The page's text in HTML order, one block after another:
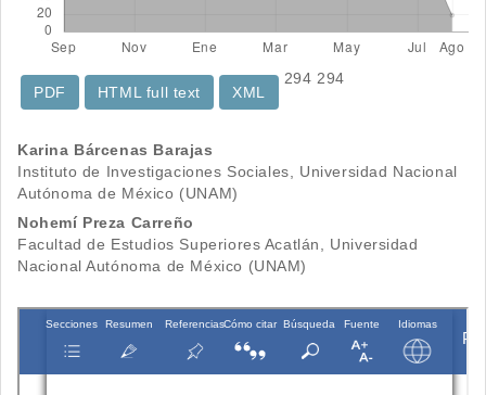
294
PDF
294
HTML full text
XML
Contenido
principal
del
artículo
Karina Bárcenas Barajas
Instituto de Investigaciones Sociales, Universidad Nacional
Autónoma de México (UNAM)
Nohemí Preza Carreño
Facultad de Estudios Superiores Acatlán, Universidad
Nacional Autónoma de México (UNAM)